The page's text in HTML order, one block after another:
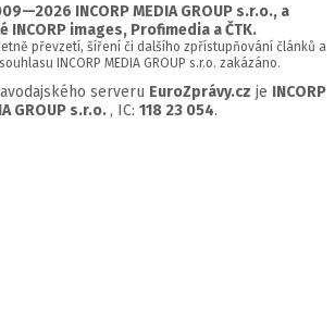
INCORP MEDIA GROUP s.r.o., a
INCORP images, Profimedia a ČTK.
převzetí, šíření či dalšího zpřístupňování článků a
INCORP MEDIA GROUP s.r.o. zakázáno.
serveru EuroZprávy.cz je INCORP
GROUP s.r.o. , IC: 118 23 054.